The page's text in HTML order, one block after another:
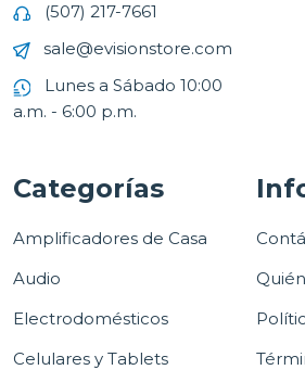
(507) 217-7661
sale@evisionstore.com
Lunes a Sábado 10:00
a.m. - 6:00 p.m.
Categorías
Amplificadores de Casa
Audio
Electrodomésticos
Celulares y Tablets